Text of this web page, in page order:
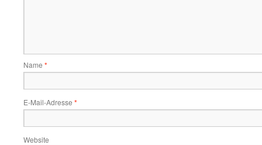
Name *
E-Mail-Adresse *
Website